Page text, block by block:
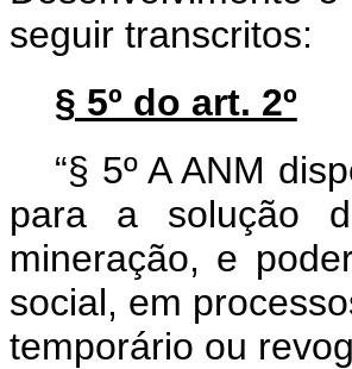
seguir transcritos:
§ 5º do art. 2º
“§ 5º A ANM
para a solução
mineração, e
social, em
temporário ou